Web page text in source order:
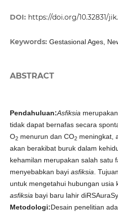
DOI: https://doi.org/10.32831/
Keywords: Gestasional Ages,
ABSTRACT
Pendahuluan:Asfiksia
tidak dapat bernafas secara
O2menurun dan CO2meningkat,
akan berakibat buruk dalam
kehamilan merupakan salah satu
menyebabkan bayi asfiksia .
untuk mengetahui hubungan usia
asfiksia bayi baru lahir
Metodologi:Desain penelitian